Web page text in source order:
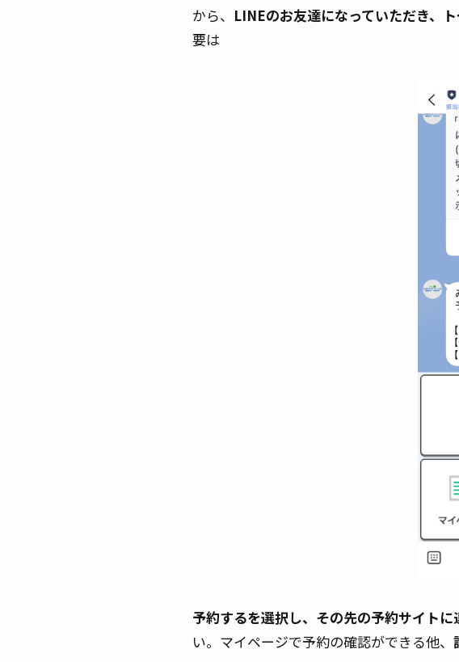
から、 LINEのお友達になっていただき、
要は
予約するを選択し、その先の予約サイトに
い。マイページで予約の確認ができる他、